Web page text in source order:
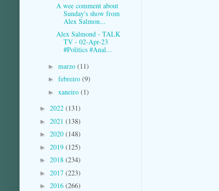
A wee comment about
Sunday's show from
Alex Salmon...
Alex Salmond - TALK
TV - 02-Apr-23
#Politics #Anal...
► marzo (11)
► febreiro (9)
► xaneiro (1)
► 2022 (131)
► 2021 (138)
► 2020 (148)
► 2019 (125)
► 2018 (234)
► 2017 (223)
► 2016 (266)